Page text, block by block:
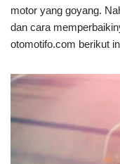
motor yang goyang.
dan cara
otomotifo.com berikut